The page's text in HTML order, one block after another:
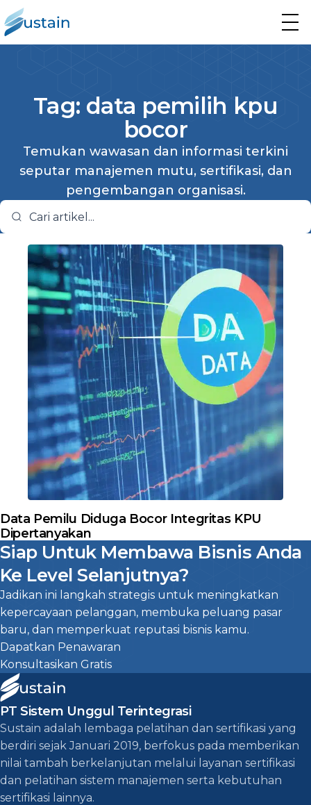
Tag: data pemilih kpu
bocor
Temukan wawasan dan informasi terkini
seputar manajemen mutu, sertifikasi, dan
pengembangan organisasi.
Data Pemilu Diduga Bocor Integritas KPU
Dipertanyakan
Siap Untuk Membawa Bisnis Anda
Ke Level Selanjutnya?
Jadikan ini langkah strategis untuk meningkatkan
kepercayaan pelanggan, membuka peluang pasar
baru, dan memperkuat reputasi bisnis kamu.
Dapatkan Penawaran
Konsultasikan Gratis
PT Sistem Unggul Terintegrasi
Sustain adalah lembaga pelatihan dan sertifikasi yang
berdiri sejak Januari 2019, berfokus pada memberikan
nilai tambah berkelanjutan melalui layanan sertifikasi
dan pelatihan sistem manajemen serta kebutuhan
sertifikasi lainnya.